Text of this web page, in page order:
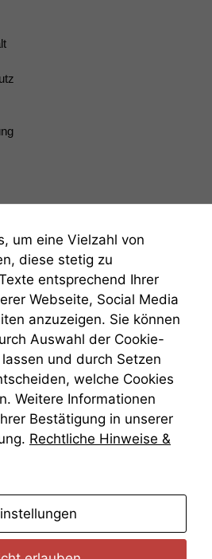
um eine Vielzahl von
diese stetig zu
entsprechend Ihrer
Webseite, Social Media
anzuzeigen. Sie können
Auswahl der Cookie-
und durch Setzen
welche Cookies
Weitere Informationen
Bestätigung in unserer
Rechtliche Hinweise &